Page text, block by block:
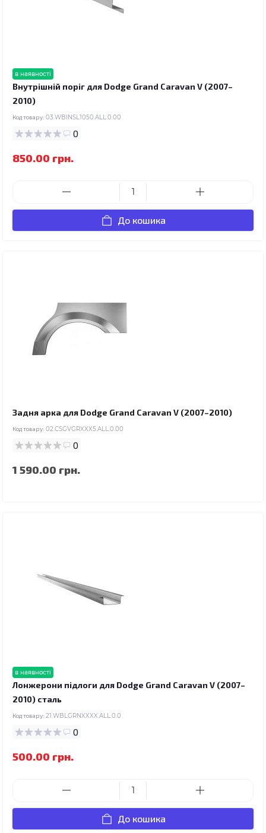
в наявності
Внутрішній поріг для Dodge Grand Caravan V (2007–
2010)
Код товару: 03.WBINSL1050.ALL.0.00
0
850.00 грн.
До кошика
Задня арка для Dodge Grand Caravan V (2007–2010)
Код товару: 02.CSGVGRXXX5.ALL.0.00
0
1 590.00 грн.
в наявності
Лонжерони підлоги для Dodge Grand Caravan V (2007–
2010) сталь
Код товару: 21.WBLGRNXXXX.ALL.0.0
0
500.00 грн.
До кошика